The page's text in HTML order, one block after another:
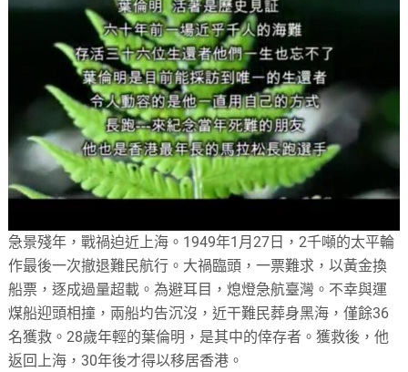
急景殘年，戰禍迫近上海。1949年1月27日，2千噸的太平輪
作最後一次撤退難民航行。大禍臨頭，一票難求，以黃金換
船票，逐成過量超載。為避耳目，熄燈急航臺灣。不幸與運
煤船迎頭相撞，兩船圴告沉沒，近干難民葬身黑海，僅餘36
名獲救。28歲年輕的葉倫明，是其中的倖存者。獲救後，他
返回上海，30年後才得以移居香港。